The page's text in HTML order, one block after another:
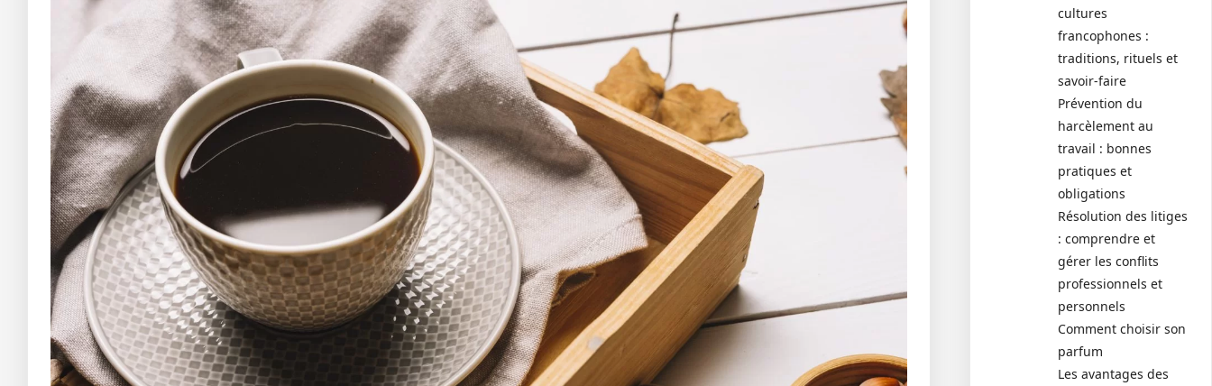
cultures
francophones :
traditions, rituels et
savoir-faire
Prévention du
harcèlement au
travail : bonnes
pratiques et
obligations
Résolution des litiges
: comprendre et
gérer les conflits
professionnels et
personnels
Comment choisir son
parfum
Les avantages des